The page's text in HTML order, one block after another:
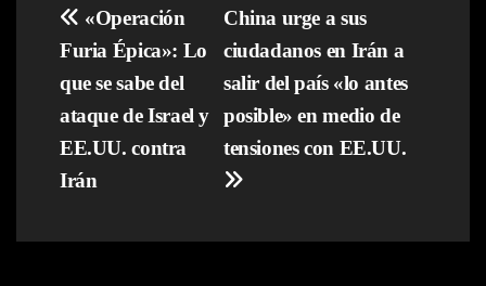
Navegación
de
entradas
China urge a sus
ciudadanos en Irán a
salir del país «lo antes
posible» en medio de
tensiones con EE.UU.
«Operación
Furia Épica»: Lo
que se sabe del
ataque de Israel y
EE.UU. contra
Irán